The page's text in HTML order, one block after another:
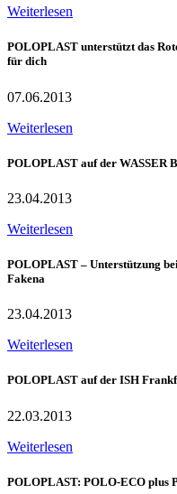
Weiterlesen
POLOPLAST unterstützt das
für dich
07.06.2013
Weiterlesen
POLOPLAST auf der WASSER
23.04.2013
Weiterlesen
POLOPLAST – Unterstützung
Fakena
23.04.2013
Weiterlesen
POLOPLAST auf der ISH
22.03.2013
Weiterlesen
POLOPLAST: POLO-ECO plus